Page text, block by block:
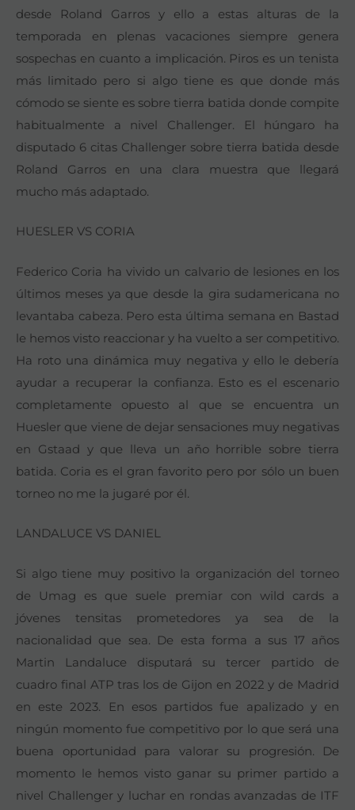
desde Roland Garros y ello a estas alturas de la
temporada en plenas vacaciones siempre genera
sospechas en cuanto a implicación. Piros es un tenista
más limitado pero si algo tiene es que donde más
cómodo se siente es sobre tierra batida donde compite
habitualmente a nivel Challenger. El húngaro ha
disputado 6 citas Challenger sobre tierra batida desde
Roland Garros en una clara muestra que llegará
mucho más adaptado.
HUESLER VS CORIA
Federico Coria ha vivido un calvario de lesiones en los
últimos meses ya que desde la gira sudamericana no
levantaba cabeza. Pero esta última semana en Bastad
le hemos visto reaccionar y ha vuelto a ser competitivo.
Ha roto una dinámica muy negativa y ello le debería
ayudar a recuperar la confianza. Esto es el escenario
completamente opuesto al que se encuentra un
Huesler que viene de dejar sensaciones muy negativas
en Gstaad y que lleva un año horrible sobre tierra
batida. Coria es el gran favorito pero por sólo un buen
torneo no me la jugaré por él.
LANDALUCE VS DANIEL
Si algo tiene muy positivo la organización del torneo
de Umag es que suele premiar con wild cards a
jóvenes tensitas prometedores ya sea de la
nacionalidad que sea. De esta forma a sus 17 años
Martin Landaluce disputará su tercer partido de
cuadro final ATP tras los de Gijon en 2022 y de Madrid
en este 2023. En esos partidos fue apalizado y en
ningún momento fue competitivo por lo que será una
buena oportunidad para valorar su progresión. De
momento le hemos visto ganar su primer partido a
nivel Challenger y luchar en rondas avanzadas de ITF